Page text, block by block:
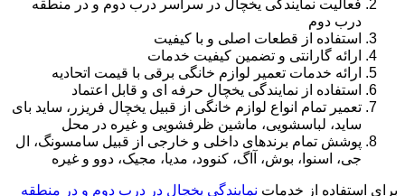
فعالیت نمایندگی یخچال در سراسر درب دوم و در منطقه
درب دوم
استفاده از قطعات اصلی و با کیفیت
ارائه گارانتی و تضمین کیفیت خدمات
ارائه خدمات تعمیر لوازم خانگی برقی با قیمت اتحادیه
استفاده از نمایندگی یخچال حرفه ای و قابل اعتماد
تعمیر تمام انواع لوازم خانگی از قبیل یخچال فریزر، ساید بای
ساید، لباسشویی، ماشین ظرفشویی و غیره در محل
پوشش تمام برندهای داخلی و خارجی از قبیل سامسونگ، ال
جی، اسنوا، بوش، آاگ، کنوود، مدیا، مجیک، دوو و غیره
برای استفاده از خدمات نمایندگی یخچال در درب دوم و در منطقه